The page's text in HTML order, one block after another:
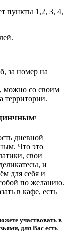
пункты 1,2, 3, 4,
за номер на
можно со своим
территории.
дневной
Что это
свои
и
для себя и
по желанию.
в кафе, есть
участвовать в
для Вас есть